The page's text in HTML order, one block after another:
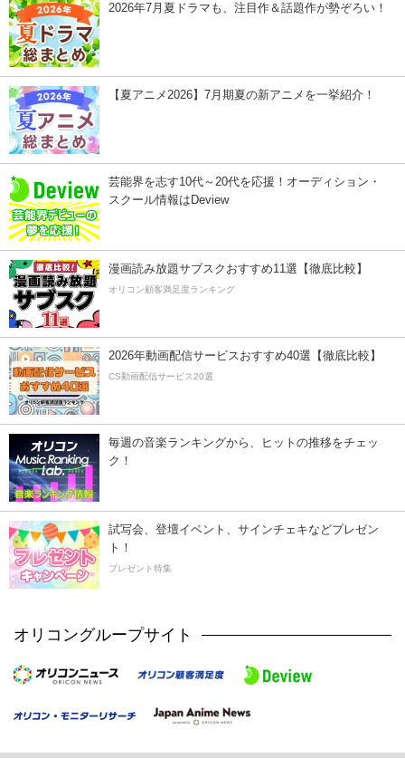
2026年7月夏ドラマも、注目作＆話題作が勢ぞろい！
【夏アニメ2026】7月期夏の新アニメを一挙紹介！
芸能界を志す10代～20代を応援！オーディション・
スクール情報はDeview
漫画読み放題サブスクおすすめ11選【徹底比較】
オリコン顧客満足度ランキング
2026年動画配信サービスおすすめ40選【徹底比較】
CS動画配信サービス20選
毎週の音楽ランキングから、ヒットの推移をチェッ
ク！
試写会、登壇イベント、サインチェキなどプレゼン
ト！
プレゼント特集
オリコングループサイト